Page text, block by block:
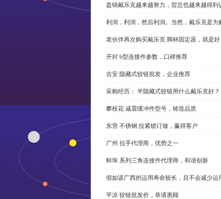
盘锦戴乐克越来越努力，贺总也越来越得到
利润，利润，然后利润。当然，戴乐克是为
老伙伴再次购买戴乐克 脚杯固定器，就是
开封 b型连接件参数，口碑推荐
吉安 隐藏式铰链批发，企业推荐
采购经历： 半隐藏式铰链用什么戴乐克好？
攀枝花 减震缓冲件型号，铸造品质
东营 不锈钢 拉紧锁订做，赢得客户
广州 拉手代理商，优势之一
蚌埠 系列三角连接件代理商，和谐创新
假如该广西的运用寿命较长，且不会减少
平凉 铰链批发价，恭请惠顾